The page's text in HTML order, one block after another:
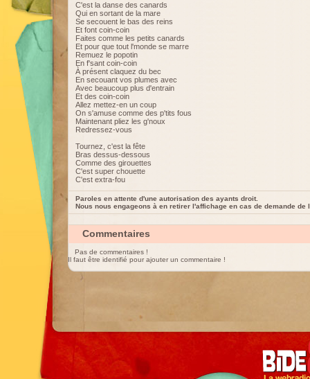
C'est la danse des canards
Qui en sortant de la mare
Se secouent le bas des reins
Et font coin-coin
Faites comme les petits canards
Et pour que tout l'monde se marre
Remuez le popotin
En f'sant coin-coin
À présent claquez du bec
En secouant vos plumes avec
Avec beaucoup plus d'entrain
Et des coin-coin
Allez mettez-en un coup
On s'amuse comme des p'tits fous
Maintenant pliez les g'noux
Redressez-vous
Tournez, c'est la fête
Bras dessus-dessous
Comme des girouettes
C'est super chouette
C'est extra-fou
Paroles en attente d'une autorisation des ayants droit.
Nous nous engageons à en retirer l'affichage en cas de demande de
Commentaires
Pas de commentaires !
Il faut être identifié pour ajouter un commentaire !